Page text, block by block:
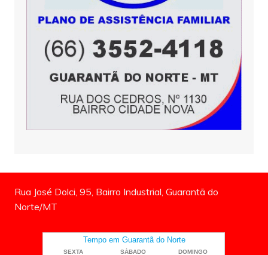
Rua José Dolci, 95, Bairro Industrial, Guarantã do
Norte/MT